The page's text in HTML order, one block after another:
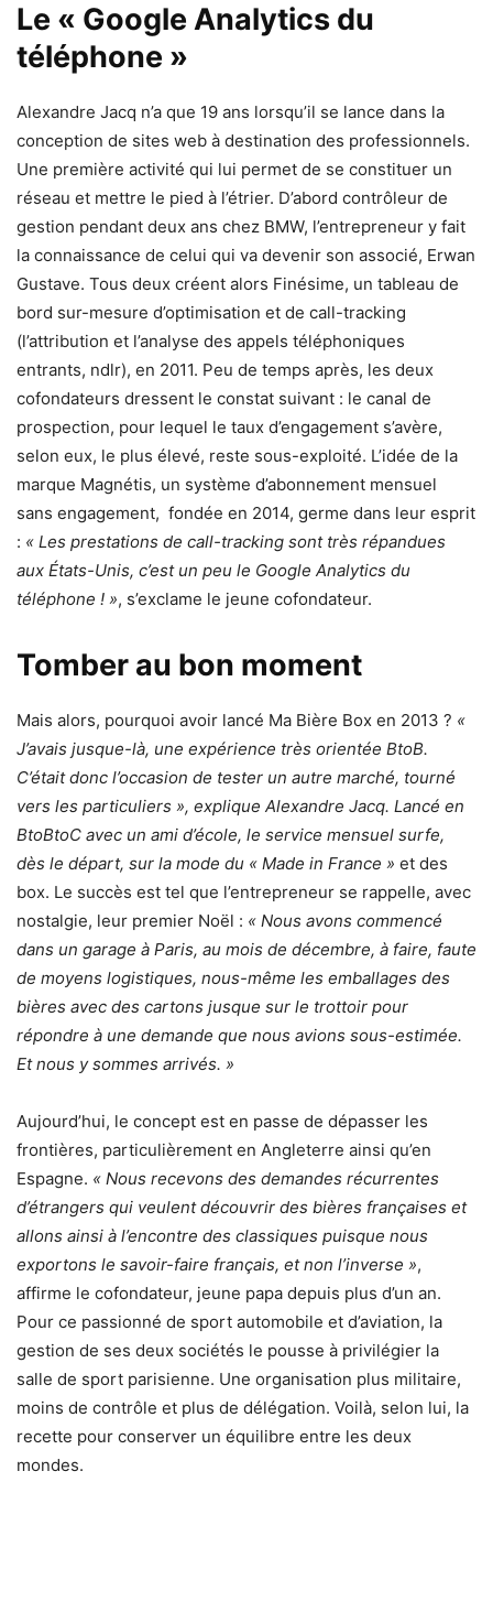
Le « Google Analytics du
téléphone »
Alexandre Jacq n’a que 19 ans lorsqu’il se lance dans la
conception de sites web à destination des professionnels.
Une première activité qui lui permet de se constituer un
réseau et mettre le pied à l’étrier. D’abord contrôleur de
gestion pendant deux ans chez BMW, l’entrepreneur y fait
la connaissance de celui qui va devenir son associé, Erwan
Gustave. Tous deux créent alors Finésime, un tableau de
bord sur-mesure d’optimisation et de call-tracking
(l’attribution et l’analyse des appels téléphoniques
entrants, ndlr), en 2011. Peu de temps après, les deux
cofondateurs dressent le constat suivant : le canal de
prospection, pour lequel le taux d’engagement s’avère,
selon eux, le plus élevé, reste sous-exploité. L’idée de la
marque Magnétis, un système d’abonnement mensuel
sans engagement, fondée en 2014, germe dans leur esprit
: « Les prestations de call-tracking sont très répandues
aux États-Unis, c’est un peu le Google Analytics du
téléphone ! », s’exclame le jeune cofondateur.
Tomber au bon moment
Mais alors, pourquoi avoir lancé Ma Bière Box en 2013 ? «
J’avais jusque-là, une expérience très orientée BtoB.
C’était donc l’occasion de tester un autre marché, tourné
vers les particuliers », explique Alexandre Jacq. Lancé en
BtoBtoC avec un ami d’école, le service mensuel surfe,
dès le départ, sur la mode du « Made in France » et des
box. Le succès est tel que l’entrepreneur se rappelle, avec
nostalgie, leur premier Noël : « Nous avons commencé
dans un garage à Paris, au mois de décembre, à faire, faute
de moyens logistiques, nous-même les emballages des
bières avec des cartons jusque sur le trottoir pour
répondre à une demande que nous avions sous-estimée.
Et nous y sommes arrivés. »
Aujourd’hui, le concept est en passe de dépasser les
frontières, particulièrement en Angleterre ainsi qu’en
Espagne. « Nous recevons des demandes récurrentes
d’étrangers qui veulent découvrir des bières françaises et
allons ainsi à l’encontre des classiques puisque nous
exportons le savoir-faire français, et non l’inverse »,
affirme le cofondateur, jeune papa depuis plus d’un an.
Pour ce passionné de sport automobile et d’aviation, la
gestion de ses deux sociétés le pousse à privilégier la
salle de sport parisienne. Une organisation plus militaire,
moins de contrôle et plus de délégation. Voilà, selon lui, la
recette pour conserver un équilibre entre les deux
mondes.